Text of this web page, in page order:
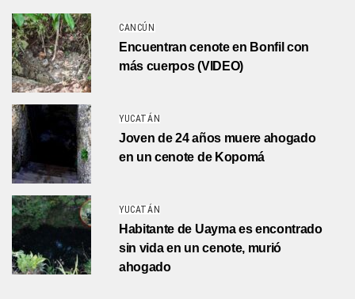
CANCÚN
Encuentran cenote en Bonfil con
más cuerpos (VIDEO)
YUCATÁN
Joven de 24 años muere ahogado
en un cenote de Kopomá
YUCATÁN
Habitante de Uayma es encontrado
sin vida en un cenote, murió
ahogado